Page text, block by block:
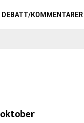
DEBATT/KOMMENTARER